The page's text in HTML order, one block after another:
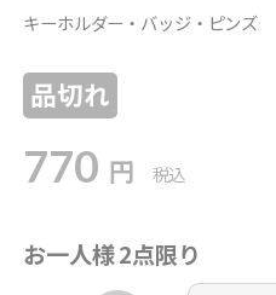
キーホルダー・バッジ・ピンズ
品切れ
770 円 税込
お一人様 2点限り